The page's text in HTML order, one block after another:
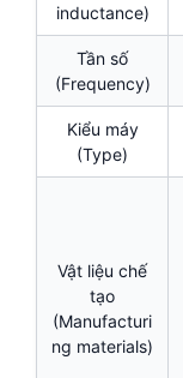
inductance)
Tần số
(Frequency)
Kiểu máy
(Type)
Vật liệu chế
tạo
(Manufacturi
ng materials)